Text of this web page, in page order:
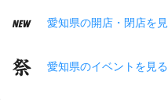
愛知県の開店・閉店を
愛知県のイベントを見る